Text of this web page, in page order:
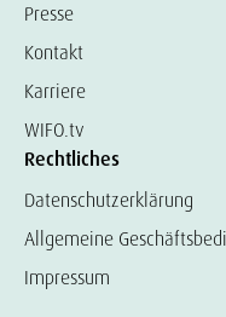
Presse
Kontakt
Karriere
WIFO.tv
Rechtliches
Datenschutzerklärung
Allgemeine
Impressum